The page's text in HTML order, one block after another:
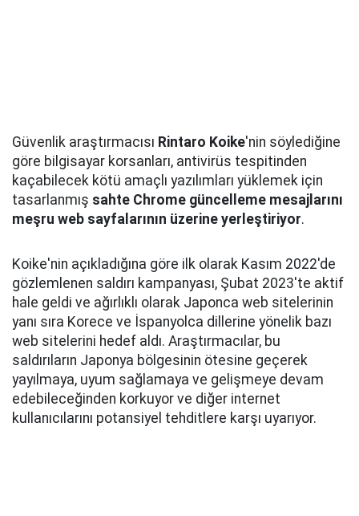
Güvenlik araştırmacısı Rintaro Koike'nin söylediğine
göre bilgisayar korsanları, antivirüs tespitinden
kaçabilecek kötü amaçlı yazılımları yüklemek için
tasarlanmış sahte Chrome güncelleme mesajlarını
meşru web sayfalarının üzerine yerleştiriyor.
Koike'nin açıkladığına göre ilk olarak Kasım 2022'de
gözlemlenen saldırı kampanyası, Şubat 2023'te aktif
hale geldi ve ağırlıklı olarak Japonca web sitelerinin
yanı sıra Korece ve İspanyolca dillerine yönelik bazı
web sitelerini hedef aldı. Araştırmacılar, bu
saldırıların Japonya bölgesinin ötesine geçerek
yayılmaya, uyum sağlamaya ve gelişmeye devam
edebileceğinden korkuyor ve diğer internet
kullanıcılarını potansiyel tehditlere karşı uyarıyor.